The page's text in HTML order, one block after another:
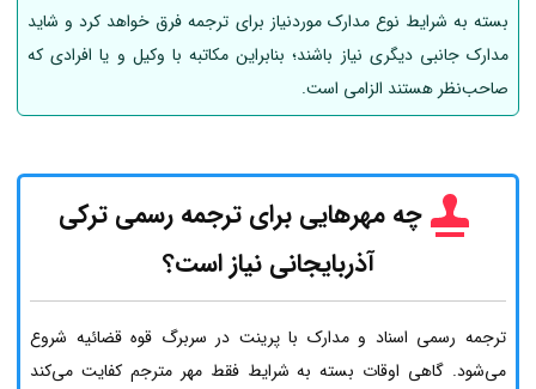
بسته به شرایط نوع مدارک موردنیاز برای ترجمه فرق خواهد کرد و شاید
مدارک جانبی دیگری نیاز باشند؛ بنابراین مکاتبه با وکیل و یا افرادی که
صاحب‌نظر هستند الزامی است.
چه مهرهایی برای ترجمه رسمی ترکی
آذربایجانی نیاز است؟
ترجمه رسمی اسناد و مدارک با پرینت در سربرگ قوه قضائیه شروع
می‌شود. گاهی اوقات بسته به شرایط فقط مهر مترجم کفایت می‌کند